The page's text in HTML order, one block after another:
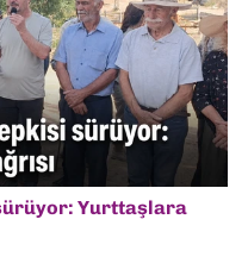
Yurttaşlara